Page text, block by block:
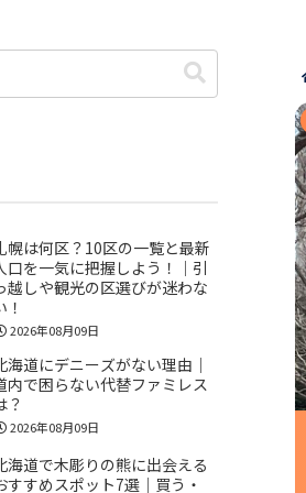
幌は何区？10区の一覧と最新
口を一気に把握しよう！｜引
越しや観光の区選びが迷わな
！
2026年08月09日
海道にデニーズがない理由｜
内で困らない代替ファミレス
？
2026年08月09日
海道で木彫りの熊に出会える
すすめスポット7選｜買う・